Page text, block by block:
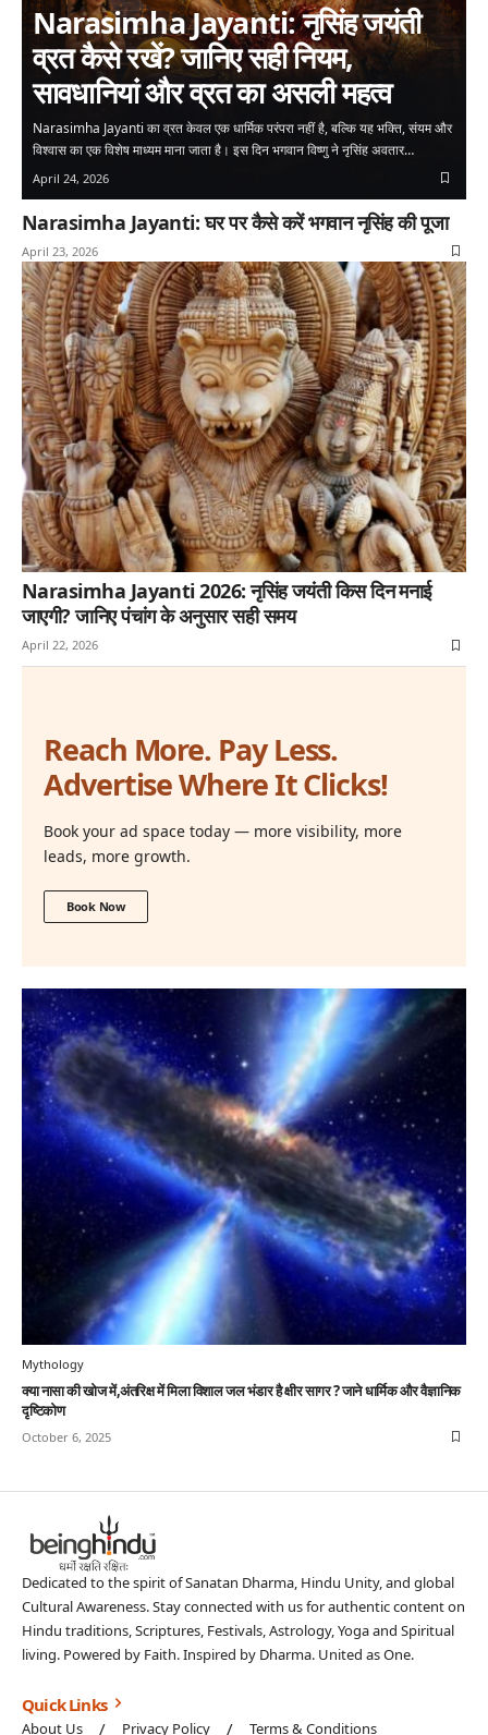
Narasimha Jayanti: नृसिंह जयंती
व्रत कैसे रखें? जानिए सही नियम,
सावधानियां और व्रत का असली महत्व
Narasimha Jayanti का व्रत केवल एक धार्मिक परंपरा नहीं है, बल्कि यह भक्ति, संयम और
विश्वास का एक विशेष माध्यम माना जाता है। इस दिन भगवान विष्णु ने नृसिंह अवतार…
April 24, 2026
Narasimha Jayanti: घर पर कैसे करें भगवान नृसिंह की पूजा
April 23, 2026
Narasimha Jayanti 2026: नृसिंह जयंती किस दिन मनाई
जाएगी? जानिए पंचांग के अनुसार सही समय
April 22, 2026
Reach More. Pay Less.
Advertise Where It Clicks!
Book your ad space today — more visibility, more
leads, more growth.
Book Now
Mythology
क्या नासा की खोज में,अंतरिक्ष में मिला विशाल जल भंडार है क्षीर सागर ? जाने धार्मिक और वैज्ञानिक
दृष्टिकोण
October 6, 2025
Dedicated to the spirit of Sanatan Dharma, Hindu Unity, and global
Cultural Awareness. Stay connected with us for authentic content on
Hindu traditions, Scriptures, Festivals, Astrology, Yoga and Spiritual
living. Powered by Faith. Inspired by Dharma. United as One.
Quick Links
About Us Privacy Policy Terms & Conditions